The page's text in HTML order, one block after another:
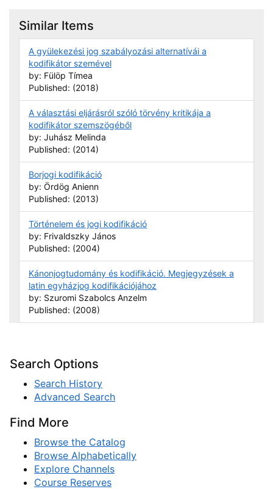
Similar Items
A gyülekezési jog szabályozási alternatívái a
kodifikátor szemével
by: Fülöp Tímea
Published: (2018)
A választási eljárásról szóló törvény kritikája a
kodifikátor szemszögéből
by: Juhász Melinda
Published: (2014)
Borjogi kodifikáció
by: Ördög Anienn
Published: (2013)
Történelem és jogi kodifikáció
by: Frivaldszky János
Published: (2004)
Kánonjogtudomány és kodifikáció. Megjegyzések a
latin egyházjog kodifikációjához
by: Szuromi Szabolcs Anzelm
Published: (2008)
Search Options
Search History
Advanced Search
Find More
Browse the Catalog
Browse Alphabetically
Explore Channels
Course Reserves